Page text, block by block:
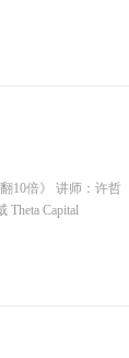
10倍》 讲师：许哲
Capital